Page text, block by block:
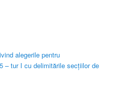
alegerile pentru
– tur I cu delimitările secțiilor de